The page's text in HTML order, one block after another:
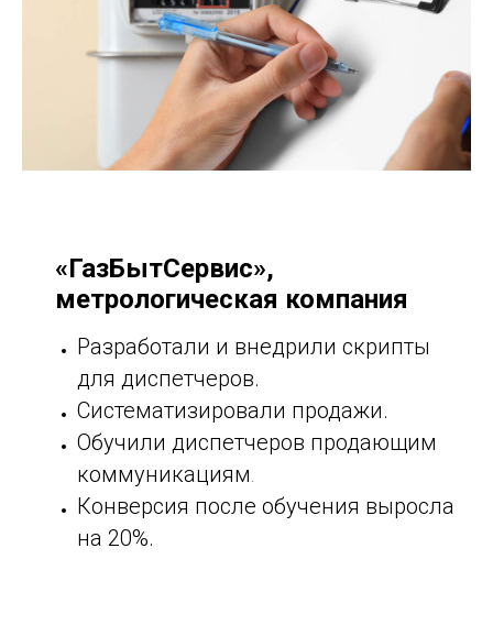
«ГазБытСервис»,
метрологическая компания
Разработали и внедрили скрипты
для диспетчеров.
Систематизировали продажи.
Обучили диспетчеров продающим
коммуникациям .
Конверсия после обучения выросла
на 20%.